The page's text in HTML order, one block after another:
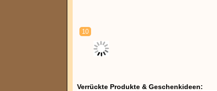
10
Verrückte Produkte & Geschenkideen: